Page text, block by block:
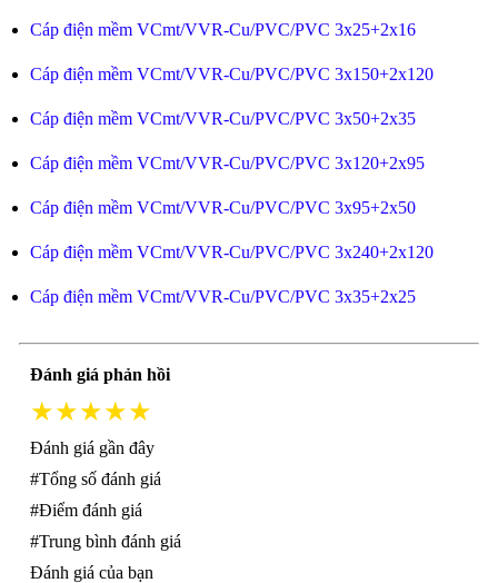
Cáp điện mềm VCmt/VVR-Cu/PVC/PVC 3x25+2x16
Cáp điện mềm VCmt/VVR-Cu/PVC/PVC 3x150+2x120
Cáp điện mềm VCmt/VVR-Cu/PVC/PVC 3x50+2x35
Cáp điện mềm VCmt/VVR-Cu/PVC/PVC 3x120+2x95
Cáp điện mềm VCmt/VVR-Cu/PVC/PVC 3x95+2x50
Cáp điện mềm VCmt/VVR-Cu/PVC/PVC 3x240+2x120
Cáp điện mềm VCmt/VVR-Cu/PVC/PVC 3x35+2x25
Đánh giá phản hồi
★★★★★
Đánh giá gần đây
#Tổng số đánh giá
#Điểm đánh giá
#Trung bình đánh giá
Đánh giá của bạn